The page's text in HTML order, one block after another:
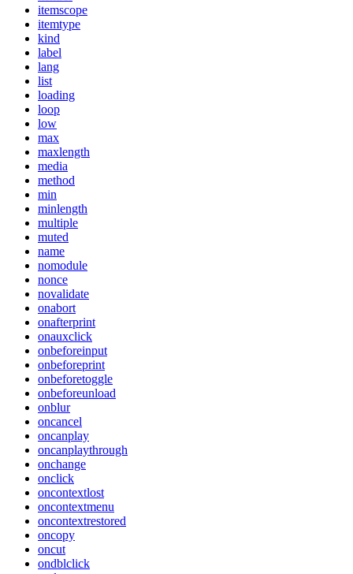
itemscope
itemtype
kind
label
lang
list
loading
loop
low
max
maxlength
media
method
min
minlength
multiple
muted
name
nomodule
nonce
novalidate
onabort
onafterprint
onauxclick
onbeforeinput
onbeforeprint
onbeforetoggle
onbeforeunload
onblur
oncancel
oncanplay
oncanplaythrough
onchange
onclick
oncontextlost
oncontextmenu
oncontextrestored
oncopy
oncut
ondblclick